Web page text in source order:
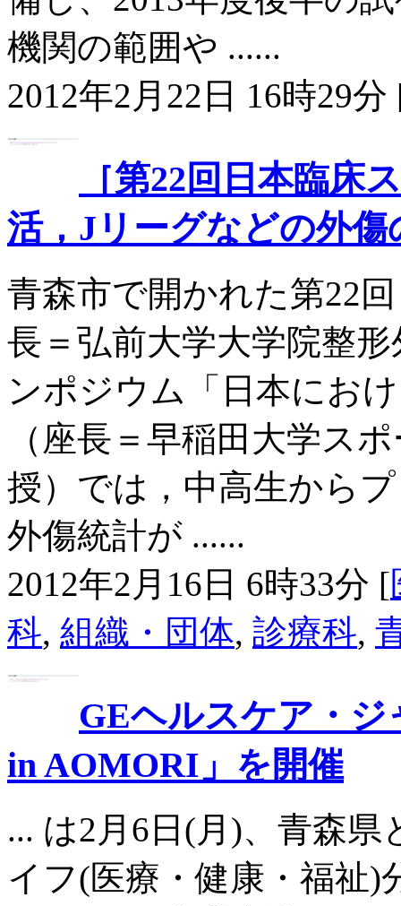
機関の範囲や ......
2012年2月22日 16時29分
［第22回日本臨床
活，Jリーグなどの外
青森市で開かれた第22
長＝弘前大学大学院整
ンポジウム「日本にお
（座長＝早稲田大学ス
授）では，中高生から
外傷統計が ......
2012年2月16日 6時33分 [
科, 組織・団体, 診療科,
GEヘルスケア・ジ
in AOMORI」を開催
... は2月6日(月)、青森
イフ(医療・健康・福祉)